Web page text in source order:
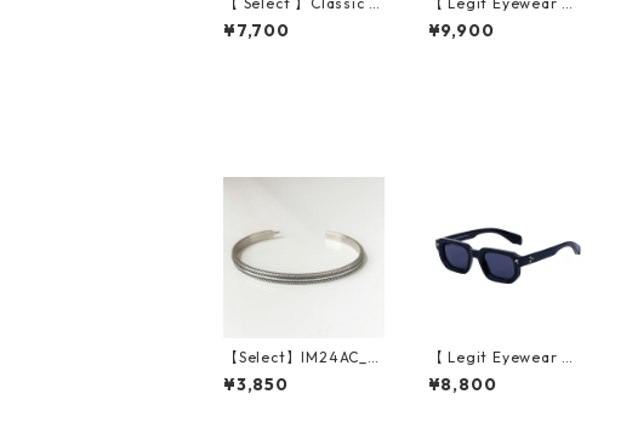
intage Square Large
Flame Sunglasses (D
¥7,700
unglasses Konoe (Bl
ack Wood/Grey)
¥9,900
【Select】IM24AC_B
RL006 / Feather mo
tif bangle（Silver）
¥3,850
【 Legit Eyewear 】S
unglasses Shirakawa
(Black/Grey)
¥8,800